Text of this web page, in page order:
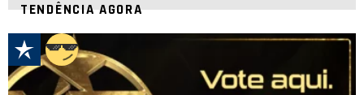
TENDÊNCIA AGORA